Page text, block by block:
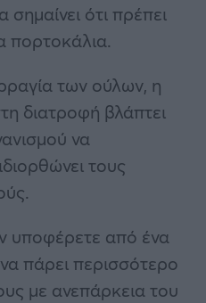
ότι πρέπει
πορτοκάλια.
των ούλων, η
διατροφή βλάπτει
να
τους
υποφέρετε από ένα
πάρει περισσότερο
με ανεπάρκεια του